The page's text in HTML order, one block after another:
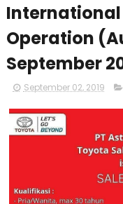
International
Operation
September
September 02, 2019